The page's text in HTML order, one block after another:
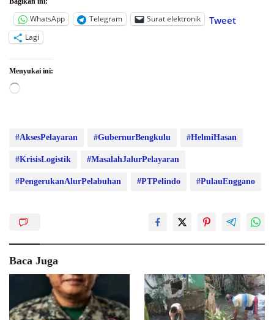
WhatsApp Telegram Surat elektronik Tweet
Lagi
Menyukai ini:
Memuat...
#AksesPelayaran #GubernurBengkulu #HelmiHasan
#KrisisLogistik #MasalahJalurPelayaran
#PengerukanAlurPelabuhan #PTPelindo #PulauEnggano
Baca Juga